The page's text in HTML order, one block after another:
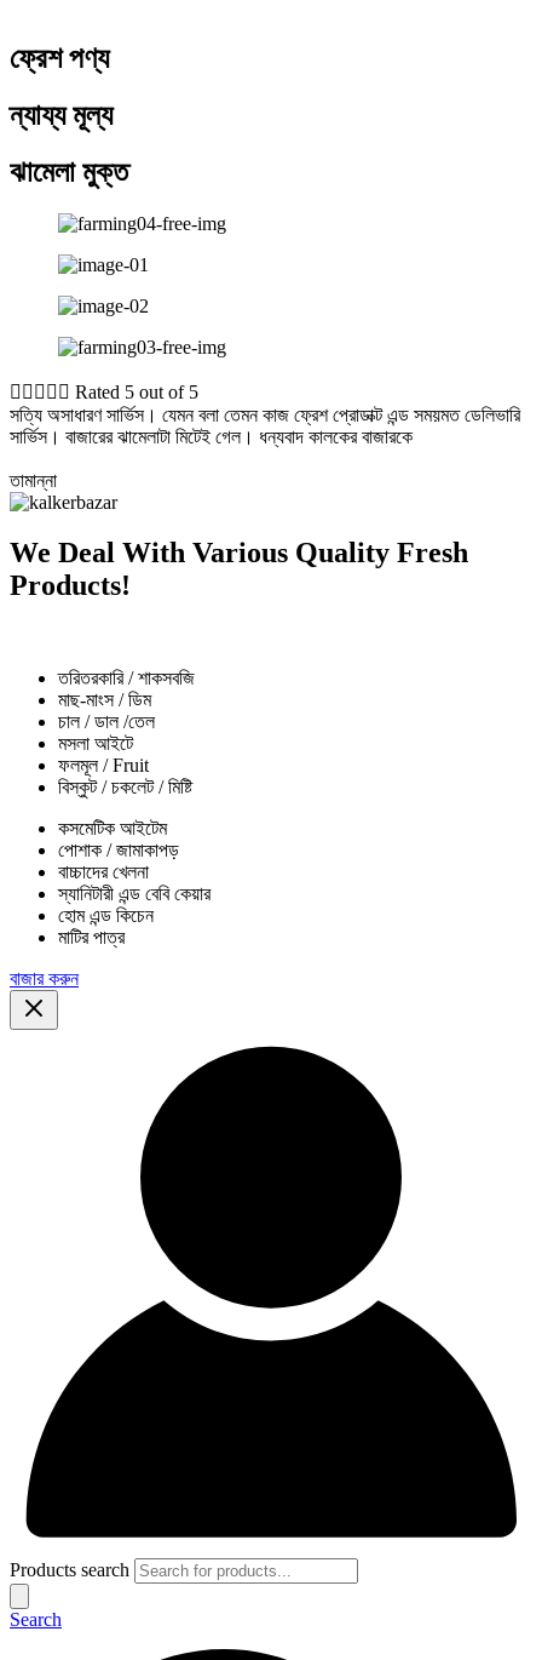
ফ্রেশ পণ্য
ন্যায্য মূল্য
ঝামেলা মুক্ত
     Rated 5 out of 5
সত্যি অসাধারণ সার্ভিস। যেমন বলা তেমন কাজ ফ্রেশ প্রোডাক্ট এন্ড সময়মত ডেলিভারি
সার্ভিস। বাজারের ঝামেলাটা মিটেই গেল। ধন্যবাদ কালকের বাজারকে
তামান্না
We Deal With Various Quality Fresh
Products!
তরিতরকারি / শাকসবজি
মাছ-মাংস / ডিম
চাল / ডাল /তেল
মসলা আইটে
ফলমূল / Fruit
বিস্কুট / চকলেট / মিষ্টি
কসমেটিক আইটেম
পোশাক / জামাকাপড়
বাচ্চাদের খেলনা
স্যানিটারী এন্ড বেবি কেয়ার
হোম এন্ড কিচেন
মাটির পাত্র
বাজার করুন
Products search
Search